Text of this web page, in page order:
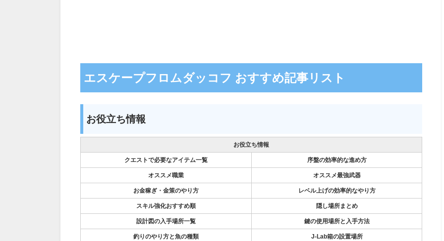
エスケープフロムダッコフ おすすめ記事リスト
お役立ち情報
お役立ち情報
クエストで必要なアイテム一覧 序盤の効率的な進め方
オススメ職業 オススメ最強武器
お金稼ぎ・金策のやり方 レベル上げの効率的なやり方
スキル強化おすすめ順 隠し場所まとめ
設計図の入手場所一覧 鍵の使用場所と入手方法
釣りのやり方と魚の種類 J-Lab箱の設置場所